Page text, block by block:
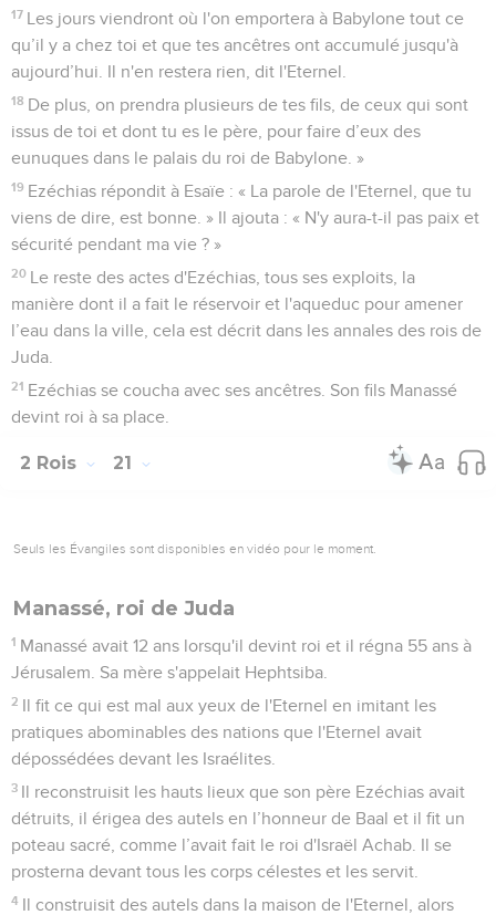
17 Les jours viendront où l'on emportera à Babylone tout ce
qu’il y a chez toi et que tes ancêtres ont accumulé jusqu'à
aujourd’hui. Il n'en restera rien, dit l'Eternel.
18 De plus, on prendra plusieurs de tes fils, de ceux qui sont
issus de toi et dont tu es le père, pour faire d’eux des
eunuques dans le palais du roi de Babylone. »
19 Ezéchias répondit à Esaïe : « La parole de l'Eternel, que tu
viens de dire, est bonne. » Il ajouta : « N'y aura-t-il pas paix et
sécurité pendant ma vie ? »
20 Le reste des actes d'Ezéchias, tous ses exploits, la
manière dont il a fait le réservoir et l'aqueduc pour amener
l’eau dans la ville, cela est décrit dans les annales des rois de
Juda.
21 Ezéchias se coucha avec ses ancêtres. Son fils Manassé
devint roi à sa place.
2 Rois 21
Seuls les Évangiles sont disponibles en vidéo pour le moment.
Manassé, roi de Juda
1 Manassé avait 12 ans lorsqu'il devint roi et il régna 55 ans à
Jérusalem. Sa mère s'appelait Hephtsiba.
2 Il fit ce qui est mal aux yeux de l'Eternel en imitant les
pratiques abominables des nations que l'Eternel avait
dépossédées devant les Israélites.
3 Il reconstruisit les hauts lieux que son père Ezéchias avait
détruits, il érigea des autels en l’honneur de Baal et il fit un
poteau sacré, comme l’avait fait le roi d'Israël Achab. Il se
prosterna devant tous les corps célestes et les servit.
4 Il construisit des autels dans la maison de l'Eternel, alors